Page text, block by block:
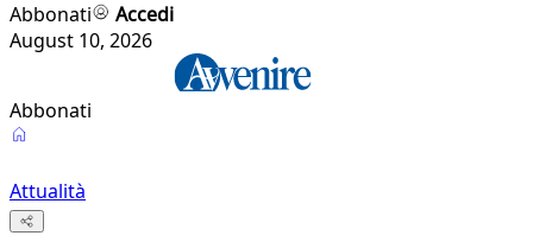
Abbonati
Accedi
August 10, 2026
Abbonati
Attualità